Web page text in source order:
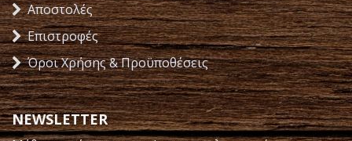
Αποστολές
Επιστροφές
Όροι Χρήσης & Προϋποθέσεις
NEWSLETTER